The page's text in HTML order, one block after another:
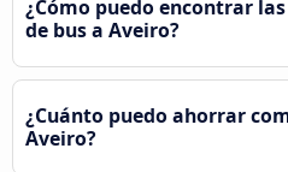
¿Cómo puedo encontrar
de bus a Aveiro?
¿Cuánto puedo ahorrar
Aveiro?